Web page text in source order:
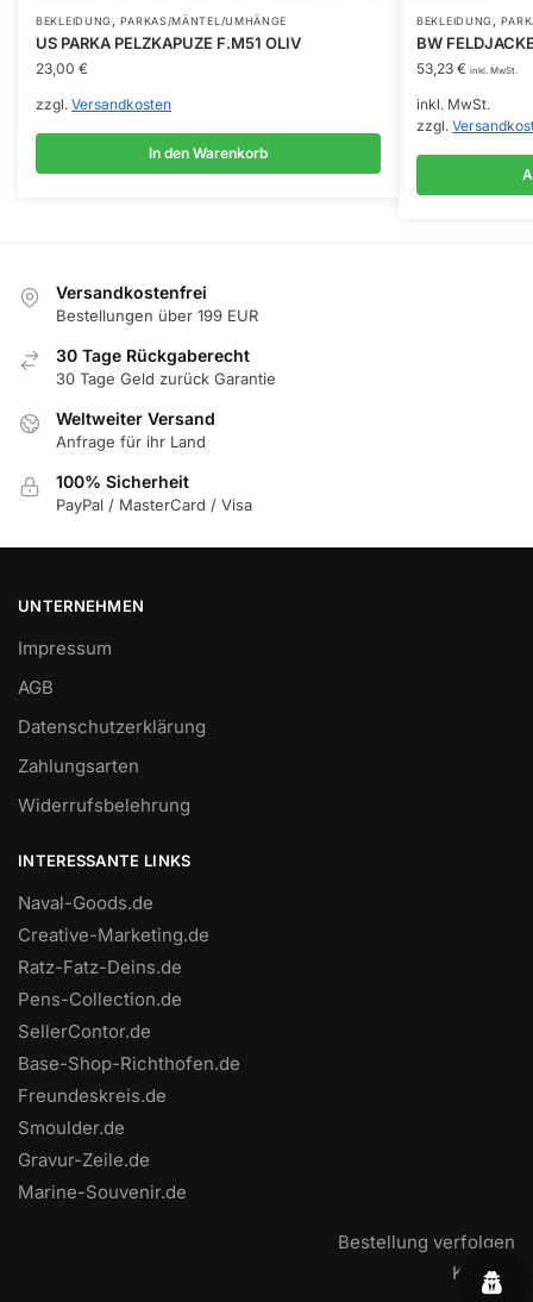
BEKLEIDUNG,PARKAS/MÄNTEL/UMHÄNGE
US PARKA PELZKAPUZE F.M51 OLIV
23,00 €
zzgl. Versandkosten
In den Warenkorb
BEKLEIDUNG,
BW
53,23 € inkl. MwSt.
inkl. MwSt.
zzgl.
Dieses
Produkt
weist
mehrere
Varianten
Die
Versandkostenfrei
Bestellungen über 199 EUR
30 Tage Rückgaberecht
30 Tage Geld zurück Garantie
Weltweiter Versand
Anfrage für ihr Land
100% Sicherheit
PayPal / MasterCard / Visa
UNTERNEHMEN
Impressum
AGB
Datenschutzerklärung
Zahlungsarten
Widerrufsbelehrung
INTERESSANTE LINKS
Naval-Goods.de
Creative-Marketing.de
Ratz-Fatz-Deins.de
Pens-Collection.de
SellerContor.de
Base-Shop-Richthofen.de
Freundeskreis.de
Smoulder.de
Gravur-Zeile.de
Marine-Souvenir.de
Bestellung verfolgen
Kontakt